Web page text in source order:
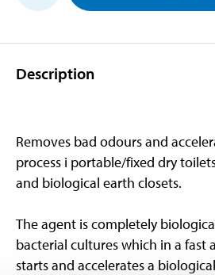
Description
Removes bad odours and
process i portable/fixed dry
and biological earth closets.
The agent is completely
bacterial cultures which in a fast
starts and accelerates a